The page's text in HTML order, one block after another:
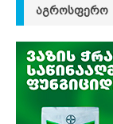
ᲐᲒᲠᲝᲡᲤᲔᲠᲝ